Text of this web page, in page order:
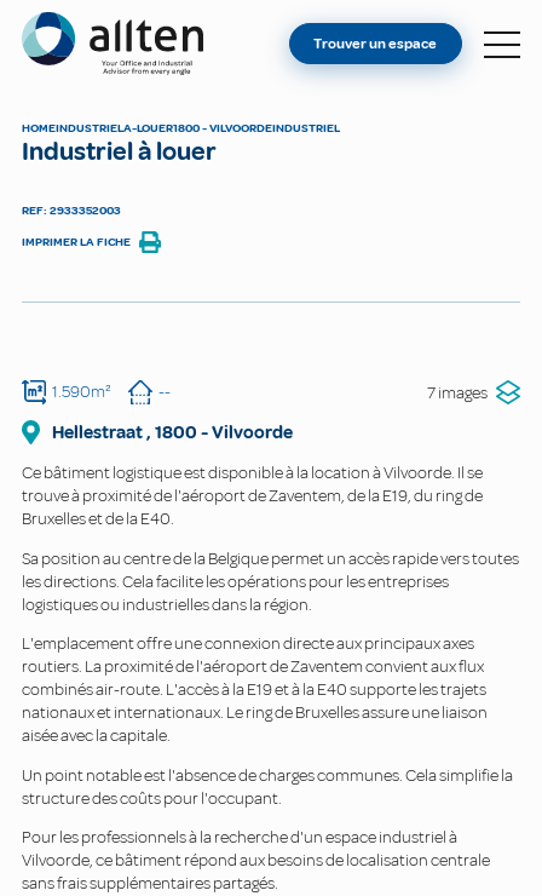
Allten
TROUVER UN ESPACE
Trouver un espace
HOMEINDUSTRIELA-LOUER1800 - VILVOORDEINDUSTRIEL
Industriel à louer
REF: 2933352003
IMPRIMER LA FICHE
1.590m² -- 7 images
Hellestraat, 1800 -Vilvoorde
Ce bâtiment logistique est disponible à la location à Vilvoorde. Il se
trouve à proximité de l'aéroport de Zaventem, de la E19, du ring de
Bruxelles et de la E40.
Sa position au centre de la Belgique permet un accès rapide vers toutes
les directions. Cela facilite les opérations pour les entreprises
logistiques ou industrielles dans la région.
L'emplacement offre une connexion directe aux principaux axes
routiers. La proximité de l'aéroport de Zaventem convient aux flux
combinés air-route. L'accès à la E19 et à la E40 supporte les trajets
nationaux et internationaux. Le ring de Bruxelles assure une liaison
aisée avec la capitale.
Un point notable est l'absence de charges communes. Cela simplifie la
structure des coûts pour l'occupant.
Pour les professionnels à la recherche d'un espace industriel à
Vilvoorde, ce bâtiment répond aux besoins de localisation centrale
sans frais supplémentaires partagés.